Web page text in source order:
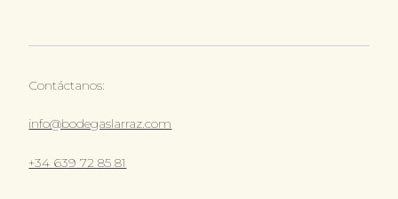
Contáctanos:
info@bodegaslarraz.com
+34 639 72 85 81